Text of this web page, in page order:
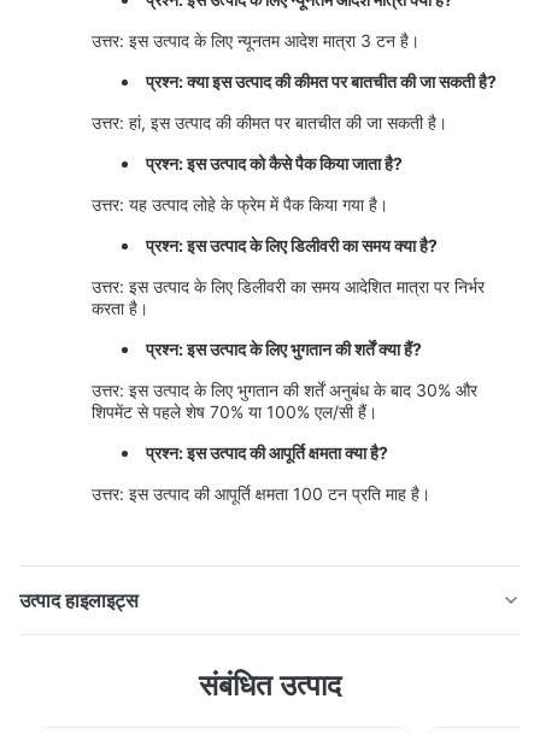
उत्तर: इस उत्पाद के लिए न्यूनतम आदेश मात्रा 3 टन है।
प्रश्न: क्या इस उत्पाद की कीमत पर बातचीत की जा सकती है?
उत्तर: हां, इस उत्पाद की कीमत पर बातचीत की जा सकती है।
प्रश्न: इस उत्पाद को कैसे पैक किया जाता है?
उत्तर: यह उत्पाद लोहे के फ्रेम में पैक किया गया है।
प्रश्न: इस उत्पाद के लिए डिलीवरी का समय क्या है?
उत्तर: इस उत्पाद के लिए डिलीवरी का समय आदेशित मात्रा पर निर्भर
करता है।
प्रश्न: इस उत्पाद के लिए भुगतान की शर्तें क्या हैं?
उत्तर: इस उत्पाद के लिए भुगतान की शर्तें अनुबंध के बाद 30% और
शिपमेंट से पहले शेष 70% या 100% एल/सी हैं।
प्रश्न: इस उत्पाद की आपूर्ति क्षमता क्या है?
उत्तर: इस उत्पाद की आपूर्ति क्षमता 100 टन प्रति माह है।
उत्पाद हाइलाइट्स
कम तापमान पर जंग को कैसे रोका जाए? फ़ीड वाटर टेम्परेचर को बनाए
संबंधित उत्पाद